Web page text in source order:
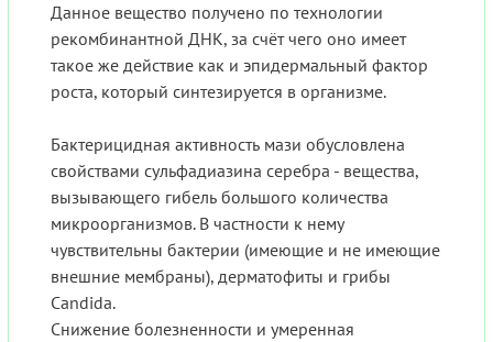
Данное вещество получено по технологии
рекомбинантной ДНК, за счёт чего оно имеет
такое же действие как и эпидермальный фактор
роста, который синтезируется в организме.
Бактерицидная активность мази обусловлена
свойствами сульфадиазина серебра - вещества,
вызывающего гибель большого количества
микроорганизмов. В частности к нему
чувствительны бактерии (имеющие и не имеющие
внешние мембраны), дерматофиты и грибы
Candida.
Снижение болезненности и умеренная